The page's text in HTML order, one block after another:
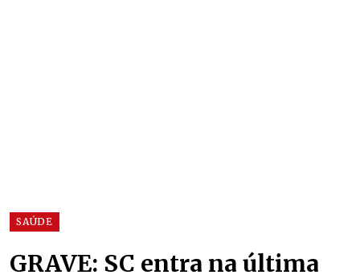
SAÚDE
GRAVE: SC entra na última